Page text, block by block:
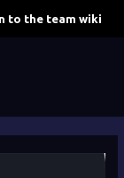
to the team wiki